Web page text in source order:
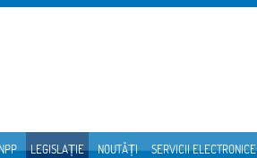
LEGISLAȚIE NOUTĂȚI SERVICII ELECTRONICE